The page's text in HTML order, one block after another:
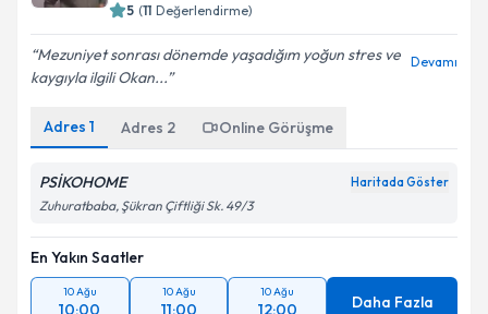
5 (11 Değerlendirme)
Mezuniyet sonrası dönemde yaşadığım yoğun stres ve
kaygıyla ilgili Okan...
Devamı
Adres 1 Adres 2 Online Görüşme
PSİKOHOME Haritada Göster
Zuhuratbaba, Şükran Çiftliği Sk. 49/3
En Yakın Saatler
10 Ağu
10:00
10 Ağu
11:00
10 Ağu
12:00 Daha Fazla